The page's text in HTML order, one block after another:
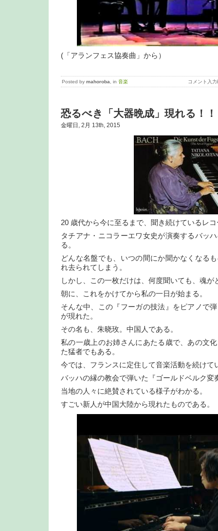
(「アランフェス協奏曲」から）
Posted by mahoroba, in 音楽 コメント入力
恐るべき「大器晩成」現れる！！
金曜日, 2月 13th, 2015
20 歳代から今に至るまで、聞き続けているレ
タチアナ・ニコラーエワ女史が演奏するバッ
る。
どんな名盤でも、いつの間にか聞かなくなる
れ去られてしまう。
しかし、この一枚だけは、何度聞いても、魂が
朝に、これをかけてから私の一日が始まる。
そんな中、この『フーガの技法』をピアノで
が現れた。
その名も、朱晓玫。中国人である。
私の一歳上のお姉さんにあたる歳で、あの文
た猛者でもある。
今では、フランスに定住して音楽活動を続けて
バッハの縁の教会で弾いた『ゴールドベルク変
当地の人々に絶賛されている様子がわかる。
すごい新人が中国大陸から現れたものである。